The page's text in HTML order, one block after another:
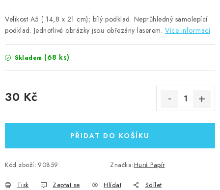
Velikost A5 ( 14,8 x 21 cm); bílý podklad. Neprůhledný samolepící
podklad. Jednotlivé obrázky jsou obřezány laserem. Více informací
Skladem (68 ks)
30 Kč
PŘIDAT DO KOŠÍKU
Kód zboží: 90859 Značka:Hurá Papír
Tisk Zeptat se Hlídat Sdílet